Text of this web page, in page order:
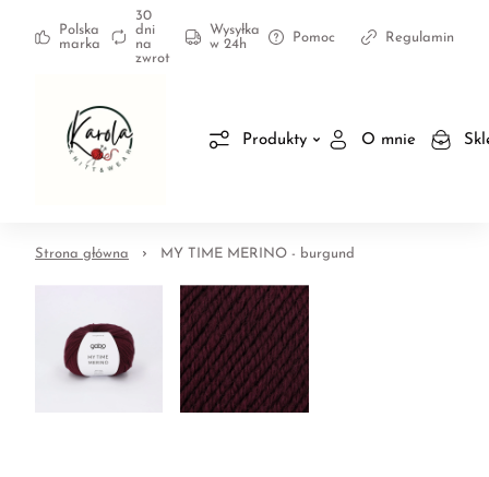
Polska
marka
30
dni
na
zwrot
Wysyłka
w 24h
Pomoc Regulamin
Produkty O mnie
Strona główna MY TIME MERINO - burgund